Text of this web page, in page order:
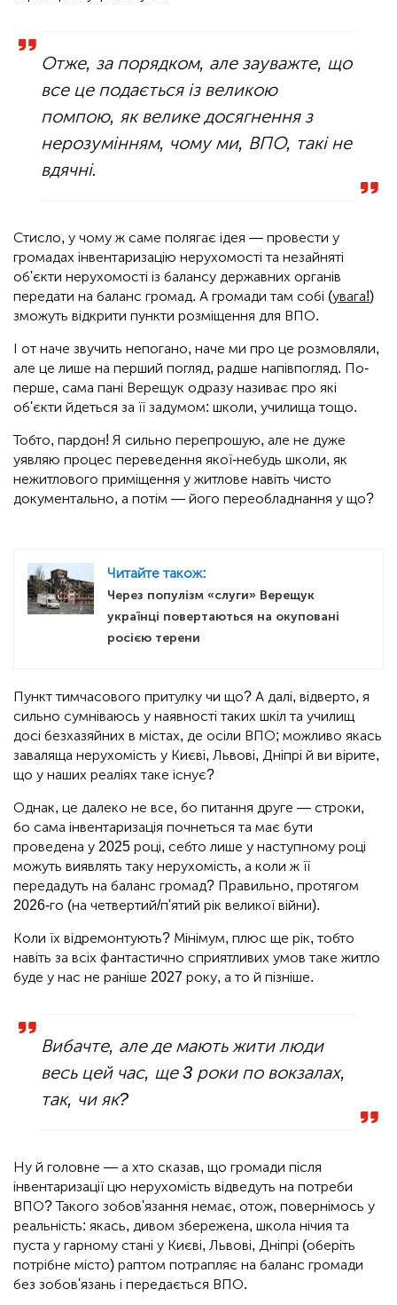
Отже, за порядком, але зауважте, що
все це подається із великою
помпою, як велике досягнення з
нерозумінням, чому ми, ВПО, такі не
вдячні.
Стисло, у чому ж саме полягає ідея — провести у
громадах інвентаризацію нерухомості та незайняті
об'єкти нерухомості із балансу державних органів
передати на баланс громад. А громади там собі (увага!)
зможуть відкрити пункти розміщення для ВПО.
І от наче звучить непогано, наче ми про це розмовляли,
але це лише на перший погляд, радше напівпогляд. По-
перше, сама пані Верещук одразу називає про які
об'єкти йдеться за її задумом: школи, училища тощо.
Тобто, пардон! Я сильно перепрошую, але не дуже
уявляю процес переведення якої-небудь школи, як
нежитлового приміщення у житлове навіть чисто
документально, а потім — його переобладнання у що?
Читайте також:
Через популізм «слуги» Верещук
українці повертаються на окуповані
росією терени
Пункт тимчасового притулку чи що? А далі, відверто, я
сильно сумніваюсь у наявності таких шкіл та училищ
досі безхазяйних в містах, де осіли ВПО; можливо якась
заваляща нерухомість у Києві, Львові, Дніпрі й ви вірите,
що у наших реаліях таке існує?
Однак, це далеко не все, бо питання друге — строки,
бо сама інвентаризація почнеться та має бути
проведена у 2025 році, себто лише у наступному році
можуть виявлять таку нерухомість, а коли ж її
передадуть на баланс громад? Правильно, протягом
2026-го (на четвертий/п'ятий рік великої війни).
Коли їх відремонтують? Мінімум, плюс ще рік, тобто
навіть за всіх фантастично сприятливих умов таке житло
буде у нас не раніше 2027 року, а то й пізніше.
Вибачте, але де мають жити люди
весь цей час, ще 3 роки по вокзалах,
так, чи як?
Ну й головне — а хто сказав, що громади після
інвентаризації цю нерухомість відведуть на потреби
ВПО? Такого зобов'язання немає, отож, повернімось у
реальність: якась, дивом збережена, школа нічия та
пуста у гарному стані у Києві, Львові, Дніпрі (оберіть
потрібне місто) раптом потрапляє на баланс громади
без зобов'язань і передається ВПО.